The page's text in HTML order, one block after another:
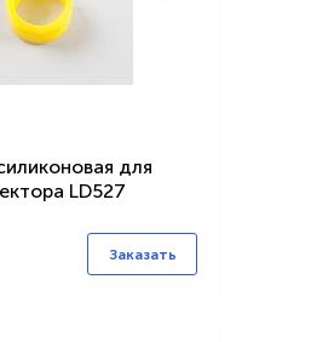
для
LD527
Заказать